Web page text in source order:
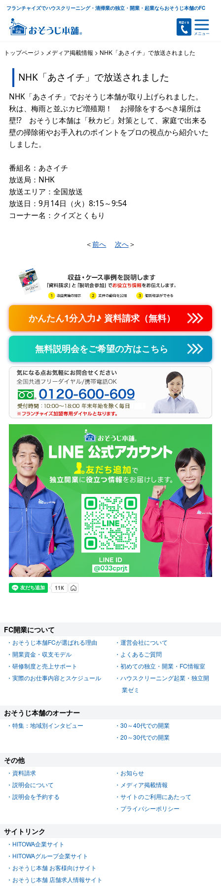
フランチャイズでハウスクリーニング・清掃業の独立・開業・起業ならおそうじ本舗のFC
トップページ > メディア掲載情報 >NHK「あさイチ」で放送されました
NHK「あさイチ」で放送されました
NHK「あさイチ」でおそうじ本舗が取り上げられました。
秋は、梅雨と並ぶカビ増殖期！ お掃除をするべき場所は
壁!? おそうじ本舗は「秋カビ」対策として、家庭で出来る
壁の掃除術やお手入れのポイントをプロの視点から紹介いた
しました。
番組名：あさイチ
放送局：NHK
放送エリア：全国放送
放送日：9月14日（火）8:15～9:54
コーナー名：クイズとくもり
＜前へ 次へ＞
かんたん1分入力♪ 資料請求（無料）
無料説明会をご希望の方はこちら
FC開業について
おそうじ本舗FCが選ばれる理由
開業資金・収支モデル
研修制度と売上サポート
実際のお仕事内容とスケジュール
運営会社について
よくあるご質問
初めての独立・開業・FC情報室
ハウスクリーニング起業・独立開
業ゼミ
おそうじ本舗のオーナー
特集：地域別インタビュー
30～40代での開業
20～30代での開業
その他
資料請求
説明会について
説明会を予約する
お知らせ
メディア掲載情報
サイトのご利用にあたって
プライバシーポリシー
サイトリンク
HITOWA企業サイト
HITOWAグループ企業サイト
おそうじ本舗 お客様向けサイト
おそうじ本舗 店舗求人情報サイト